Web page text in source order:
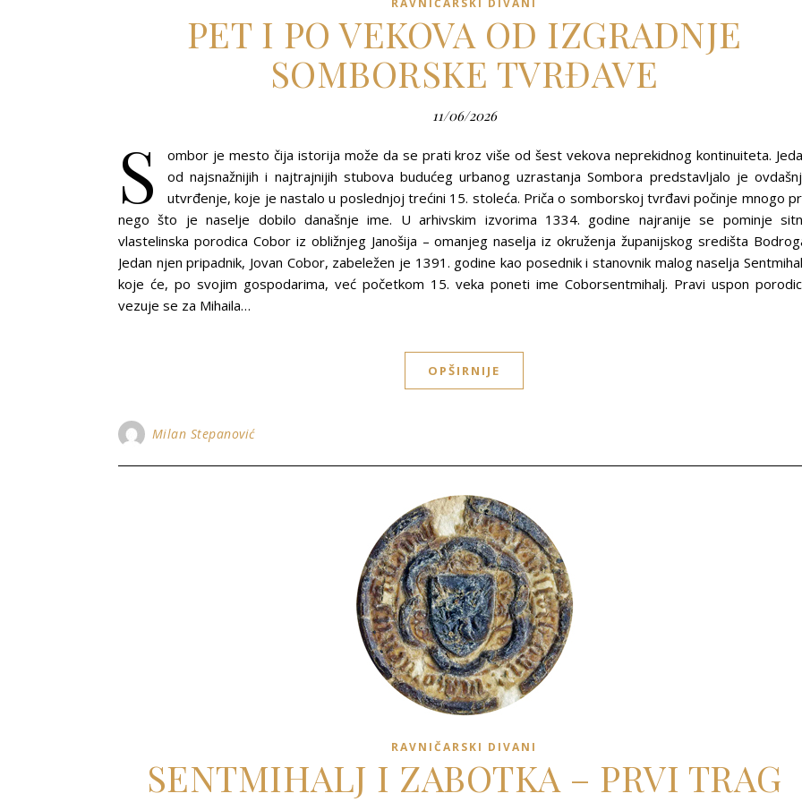
RAVNIČARSKI DIVANI
PET I PO VEKOVA OD IZGRADNJE
SOMBORSKE TVRĐAVE
11/06/2026
S
ombor je mesto čija istorija može da se prati kroz više od šest vekova neprekidnog kontinuiteta.
od najsnažnijih i najtrajnijih stubova budućeg urbanog uzrastanja Sombora predstavljalo je
utvrđenje, koje je nastalo u poslednjoj trećini 15. stoleća. Priča o somborskoj tvrđavi počinje mnogo
nego što je naselje dobilo današnje ime. U arhivskim izvorima 1334. godine najranije se pominje
vlastelinska porodica Cobor iz obližnjeg Janošija – omanjeg naselja iz okruženja županijskog središta
Jedan njen pripadnik, Jovan Cobor, zabeležen je 1391. godine kao posednik i stanovnik malog naselja
koje će, po svojim gospodarima, već početkom 15. veka poneti ime Coborsentmihalj. Pravi uspon
vezuje se za Mihaila…
OPŠIRNIJE
Milan Stepanović
RAVNIČARSKI DIVANI
SENTMIHALJ I ZABOTKA – PRVI TRAG